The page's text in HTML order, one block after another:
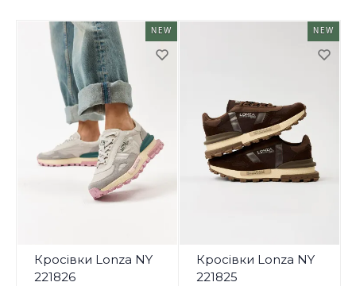
NEW
Кросівки Lonza NY
221826
NEW
Кросівки Lonza NY
221825